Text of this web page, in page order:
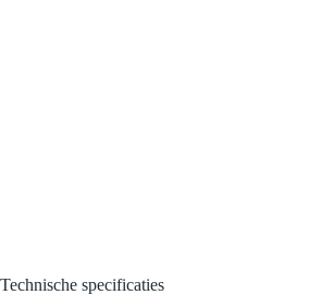
Technische specificaties